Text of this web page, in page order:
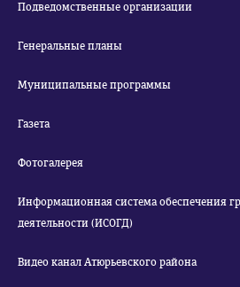
Подведомственные организации
Генеральные планы
Муниципальные программы
Газета
Фотогалерея
Информационная система обеспечения
деятельности (ИСОГД)
Видео канал Атюрьевского района